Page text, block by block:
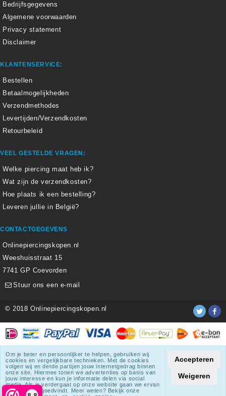
Bedrijfsgegevens
Algemene voorwaarden
Privacy statement
Disclaimer
KLANTENSERVICE:
Bestellen
Betaalmogelijkheden
Verzendmethodes
Levertijden/Verzendkosten
Retourbeleid
VEEL GESTELDE VRAGEN:
Welke piercing maat heb ik?
Wat zijn de verzendkosten?
Hoe plaats ik een bestelling?
Leveren jullie in België?
CONTACTGEGEVENS
Onlinepiercingskopen.nl
Weeshuisstraat 15
7741 GP Coevorden
Stuur ons een e-mail
© 2018 Onlinepiercingskopen.nl
Alle weergegeven prijzen zijn inclusief 21% BTW.
Onlinepiercingskopen.nlkrijgt een beoordeling /
1807beoordelingen.
© 2018 Onlinepiercingskopen.nl
Om je beter en persoonlijker te helpen, gebruiken wij
cookies en vergelijkbare technieken. Met de cookies
volgen wij en derde partijen jouw internetgedrag binnen
onze site. Hiermee tonen we advertenties op basis van
jouw interesse en kun je informatie delen via social
media. Als je verdergaat op onze website gaan we ervan
uit dat je dat goedvindt. Meer weten? Bekijk onze
Accepteren
Weigeren